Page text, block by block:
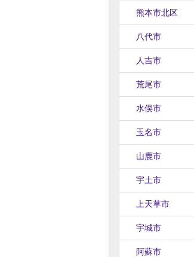
熊本市北区
八代市
人吉市
荒尾市
水俣市
玉名市
山鹿市
宇土市
上天草市
宇城市
阿蘇市